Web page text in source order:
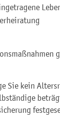
Sie kein